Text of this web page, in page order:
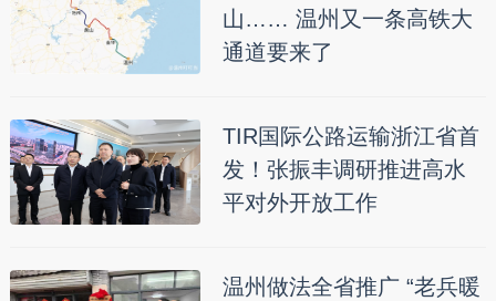
山…… 温州又一条高铁大
通道要来了
TIR国际公路运输浙江省首
发！张振丰调研推进高水
平对外开放工作
温州做法全省推广 “老兵暖